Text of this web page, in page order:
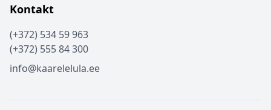
Kontakt
(+372) 534 59 963
(+372) 555 84 300
info@kaarelelula.ee